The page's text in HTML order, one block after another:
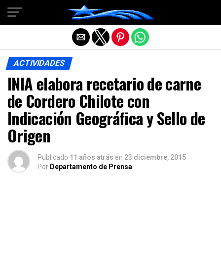
ACTIVIDADES
INIA elabora recetario de carne
de Cordero Chilote con
Indicación Geográfica y Sello de
Origen
Publicado 11 años atrás en 23 diciembre, 2015
Por Departamento de Prensa
Salir de la versión móvil